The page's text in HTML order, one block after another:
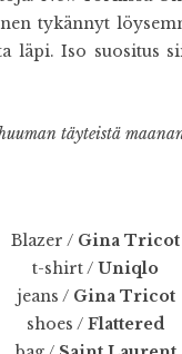
tykännyt
läpi. Iso suositus
täyteistä
Blazer / Gina Tricot
t-shirt / Uniqlo
jeans / Gina Tricot
shoes / Flattered